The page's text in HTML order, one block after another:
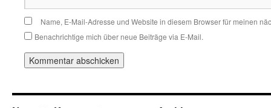
Name, E-Mail-Adresse und Website in diesem Browser für meinen
Benachrichtige mich über neue Beiträge via E-Mail.